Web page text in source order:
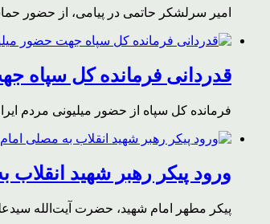
امیر سرلشکر حاتمی در پیامی، از حضور
قدردانی فرمانده کل سپاه
فرمانده کل سپاه از حضور میلیونی مردم
ورود پیکر رهبر شهید
پیکر مطهر امام شهید،‌ حضرت آیت‌الله